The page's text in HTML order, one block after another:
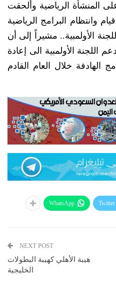
المنشأة الرياضية وألحقت
وانتظام البرامج الرياضية
الأولمبية.. مشيراً إلى أن
اللجنة الأولمبية الى إعادة
الهادفة خلال العام القادم
Twitter
WhatsApp
NEXT POST
هيبة الأهلي كهيبة البطولات
الخليجية